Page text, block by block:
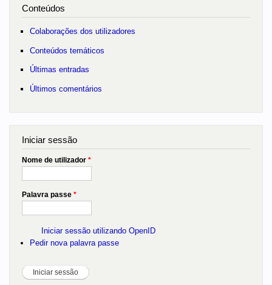
Conteúdos
Colaborações dos utilizadores
Conteúdos temáticos
Últimas entradas
Últimos comentários
Iniciar sessão
Nome de utilizador *
Palavra passe *
Iniciar sessão utilizando OpenID
Pedir nova palavra passe